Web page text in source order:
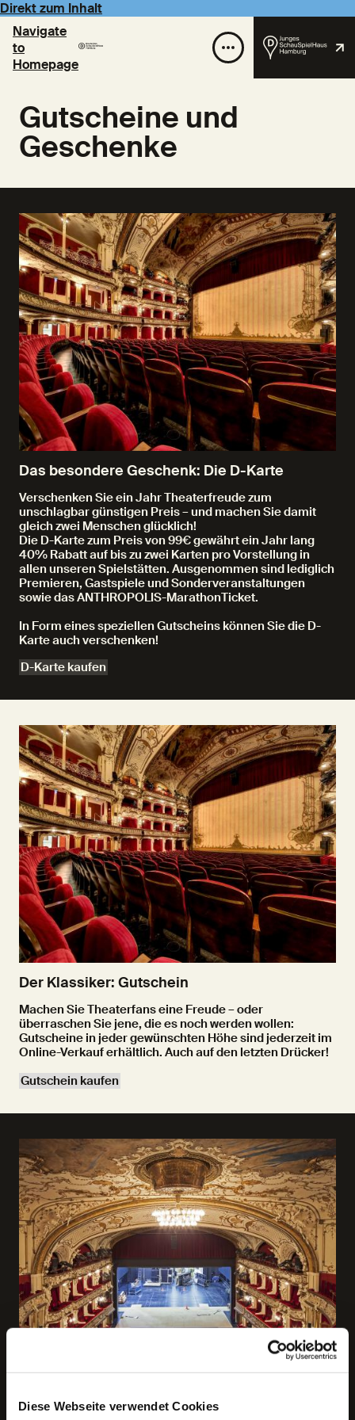
Diese Webseite verwendet Cookies
Direkt zum Inhalt
Navigate
to
Homepage
Gutscheine und
Geschenke
Das besondere Geschenk: Die D-Karte
Verschenken Sie ein Jahr Theaterfreude zum
unschlagbar günstigen Preis – und machen Sie damit
gleich zwei Menschen glücklich!
Die D-Karte zum Preis von 99€ gewährt ein Jahr lang
40% Rabatt auf bis zu zwei Karten pro Vorstellung in
allen unseren Spielstätten. Ausgenommen sind lediglich
Premieren, Gastspiele und Sonderveranstaltungen
sowie das ANTHROPOLIS-MarathonTicket.
In Form eines speziellen Gutscheins können Sie die D-
Karte auch verschenken!
D-Karte kaufen
Der Klassiker: Gutschein
Machen Sie Theaterfans eine Freude – oder
überraschen Sie jene, die es noch werden wollen:
Gutscheine in jeder gewünschten Höhe sind jederzeit im
Online-Verkauf erhältlich. Auch auf den letzten Drücker!
Gutschein kaufen
SchauSpielHaus